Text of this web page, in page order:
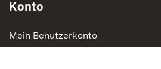
Konto
Mein Benutzerkonto